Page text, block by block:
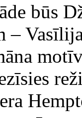
būs
–